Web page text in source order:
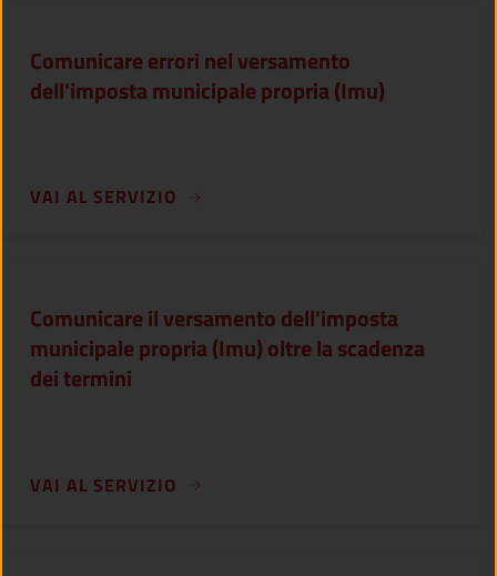
Comunicare errori nel versamento
dell'imposta municipale propria (Imu)
VAI AL SERVIZIO
Comunicare il versamento dell'imposta
municipale propria (Imu) oltre la scadenza
dei termini
VAI AL SERVIZIO